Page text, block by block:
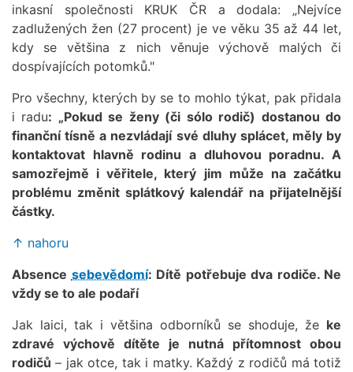
inkasní společnosti KRUK ČR a dodala: „Nejvíce
zadlužených žen (27 procent) je ve věku 35 až 44 let,
kdy se většina z nich věnuje výchově malých či
dospívajících potomků."
Pro všechny, kterých by se to mohlo týkat, pak přidala
i radu: „Pokud se ženy (či sólo rodič) dostanou do
finanční tísně a nezvládají své dluhy splácet, měly by
kontaktovat hlavně rodinu a dluhovou poradnu. A
samozřejmě i věřitele, který jim může na začátku
problému změnit splátkový kalendář na přijatelnější
částky.
↑ nahoru
Absence sebevědomí: Dítě potřebuje dva rodiče. Ne
vždy se to ale podaří
Jak laici, tak i většina odborníků se shoduje, že ke
zdravé výchově dítěte je nutná přítomnost obou
rodičů – jak otce, tak i matky. Každý z rodičů má totiž